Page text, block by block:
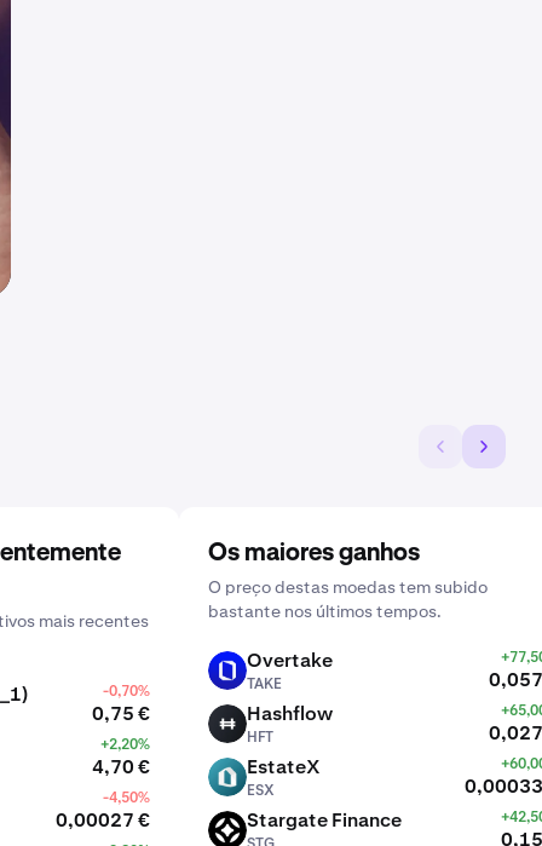
mais recentes
-0,70%
0,75 €
+2,20%
4,70 €
-4,50%
0,00027 €
Os maiores ganhos
O preço destas moedas tem subido
bastante nos últimos tempos.
Overtake
TAKE
HFT Hashflow
HFT
ESX EstateX
ESX
STG Stargate Finance